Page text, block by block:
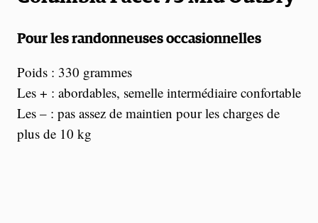
Pour les randonneuses occasionnelles
Poids : 330 grammes
Les + : abordables, semelle intermédiaire confortable
Les – : pas assez de maintien pour les charges de
plus de 10 kg